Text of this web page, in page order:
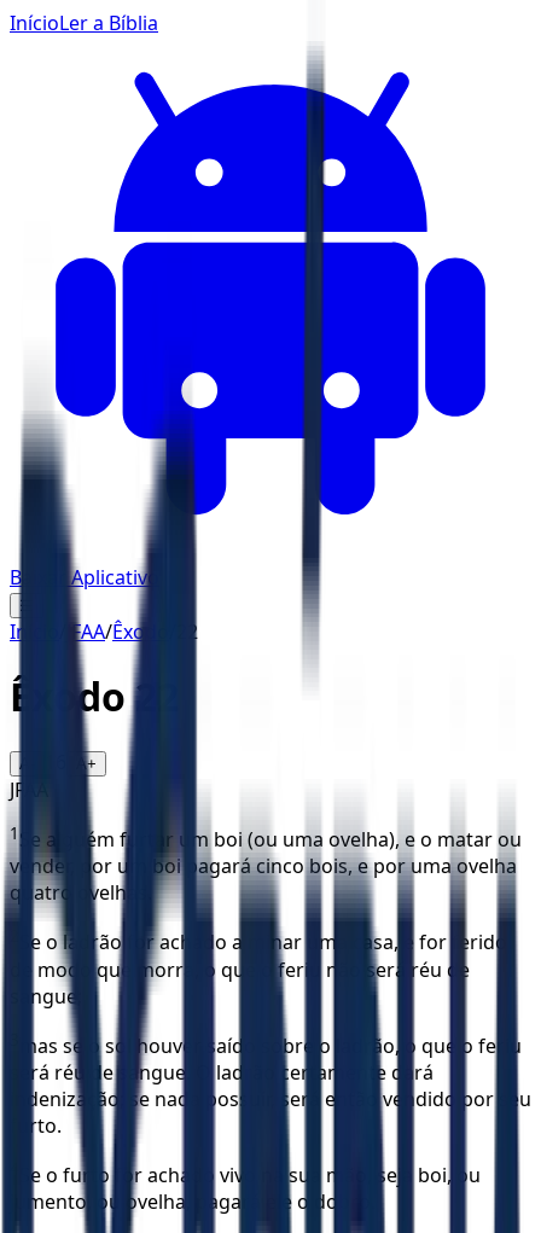
InícioLer a Bíblia
Baixar Aplicativo
☰
Início JFAA/Êxodo 22
Êxodo 22
A- A+
JFAA
1 Se alguém furtar um boi (ou uma ovelha), e o matar ou
vender, por um boi pagará cinco bois, e por uma ovelha
quatro ovelhas.
Se o ladrão for achado a minar uma casa, e for ferido
de modo que morra, o que o feriu não será réu de
sangue;
mas se o sol houver saído sobre o ladrão, o que o feriu
será réu de sangue. O ladrão certamente dará
indenização; se nada possuir, será então vendido por seu
furto.
Se o furto for achado vivo na sua mão, seja boi, ou
jumento, ou ovelha, pagará ele o dobro.